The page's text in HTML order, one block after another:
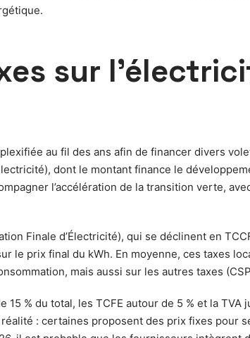
sur
au fil des ans afin de financer divers
dont le montant finance le
l’accélération de la transition verte,
Finale d’Électricité), qui se déclinent en
le prix final du kWh. En moyenne, ces taxes
mais aussi sur les autres taxes
% du total, les TCFE autour de 5 % et la TVA
: certaines proposent des prix fixes pour